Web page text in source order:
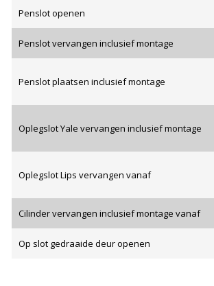
Penslot openen
Penslot vervangen inclusief montage
Penslot plaatsen inclusief montage
Oplegslot Yale vervangen inclusief montage
Oplegslot Lips vervangen vanaf
Cilinder vervangen inclusief montage vanaf
Op slot gedraaide deur openen